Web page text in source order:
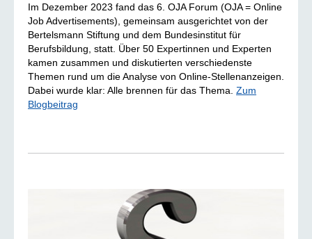
Im Dezember 2023 fand das 6. OJA Forum (OJA = Online
Job Advertisements), gemeinsam ausgerichtet von der
Bertelsmann Stiftung und dem Bundesinstitut für
Berufsbildung, statt. Über 50 Expertinnen und Experten
kamen zusammen und diskutierten verschiedenste
Themen rund um die Analyse von Online-Stellenanzeigen.
Dabei wurde klar: Alle brennen für das Thema. Zum
Blogbeitrag